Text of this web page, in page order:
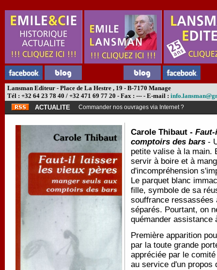
Lansman Editeur - Place de La Hestre , 19 - B-7170 Manage
Tél : +32 64 23 78 40 / +32 471 69 77 20 - Fax : --- - E-mail :
ACTUALITE
Commander nos ouvrages via Internet ?
Carole Thibaut -
comptoirs des bars -
petite valise à la main.
servir à boire et à
d'incompréhension
Le parquet blanc
fille, symbole de sa
souffrance ressassées
séparés. Pourtant, on
quémander
Première apparition
par la toute grande
appréciée par le
au service d'un propos